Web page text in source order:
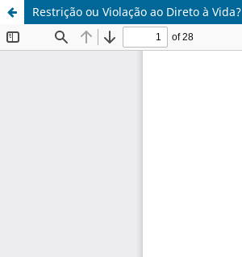
Restrição ou Violação ao Direto à Vida?